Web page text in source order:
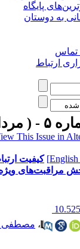
پایگاه
به دوستان
ارتباط
کیفیت
مراقبت‌های
،مصطفی